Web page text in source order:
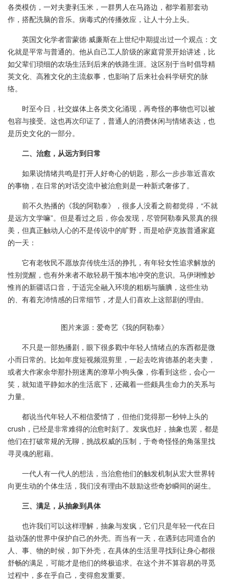
各类模仿，一对夫妻剥玉米，一群男人在马路边，都学着那套动
作，搭配洗脑的音乐。病毒式的传播效应，让人十分上头。
英国文化学者雷蒙德·威廉斯在上世纪中期提出过一个观点：文
化就是平常与普通的。他从自己工人阶级的家庭背景开始讲述，比
如父辈们琐细的农场生活到后来的铁路生涯。这区别于当时倡导精
英文化、高雅文化的主流叙事，也影响了后来社会科学研究的脉
络。
时至今日，社交媒体上各类文化涌现，再奇怪的事物也可以被
包容与接受。这也再次印证了，普通人的消费休闲与情绪表达，也
是历史文化的一部分。
二、治愈，从远方到日常
如果说情绪共鸣是打开人好奇心的钥匙，那么一步步靠近喜欢
的事物，在日常的对话交流中被治愈则是一种新式奢侈了。
前不久热播的《我的阿勒泰》，很多人没看之前都觉得，“不就
是远方文学嘛”。但是看过之后，你会发现，尽管阿勒泰风景真的很
美，但真正触动人心的不是传说中的旷野，而是哈萨克族普通家庭
的一天：
它有老牧民不愿放弃传统生活的挣扎，有年轻女性追求解放的
性别觉醒，也有外来者不敢轻易干预本地冲突的意识。马伊琍惟妙
惟肖的新疆话口音，于适完全融入环境的粗粝与腼腆，这些生动
的、有着充沛情感的日常细节，才是人们喜欢上这部剧的理由。
图片来源：爱奇艺《我的阿勒泰》
不只是一部热播剧，眼下很多戳中年轻人情绪点的东西都是微
小而日常的。比如年度短视频混剪里，一起去吃肯德基的老夫妻，
或者大作家余华那扑朔迷离的潦草小狗头像，你看到这些，会心一
笑，就知道平静如水的生活底下，还藏着一些颇具生命力的关系与
力量。
都说当代年轻人不相信爱情了，但他们觉得那一秒钟上头的
crush，已经是非常难得的治愈时刻了。发疯也好，抽象也罢，都是
他们在打破常规的无聊，挑战权威的压制，于奇奇怪怪的角落里找
寻灵魂的慰藉。
一代人有一代人的想法，当治愈他们的触发机制从宏大世界转
向更生动的个体生活，我们没有理由不鼓励这些奇妙瞬间的诞生。
三、满足，从抽象到具体
也许我们可以这样理解，抽象与发疯，它们只是年轻一代在日
益动荡的世界中保护自己的外壳。而当有一天，在遇到志同道合的
人、事、物的时候，卸下外壳，在具体的生活里寻找到让身心都很
舒畅的满足，可能才是他们的终极追求。在这个并不算容易的寻觅
过程中，多在乎自己，变得愈发重要。